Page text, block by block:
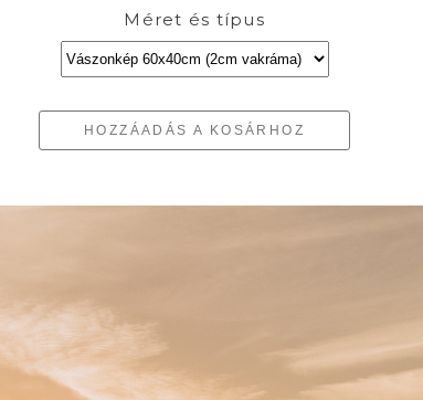
Méret és típus
HOZZÁADÁS A KOSÁRHOZ